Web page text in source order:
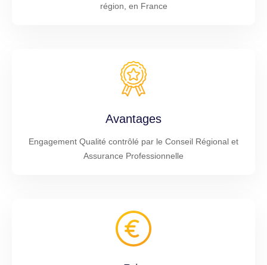
région, en France
Avantages
Engagement Qualité contrôlé par le Conseil Régional et
Assurance Professionnelle